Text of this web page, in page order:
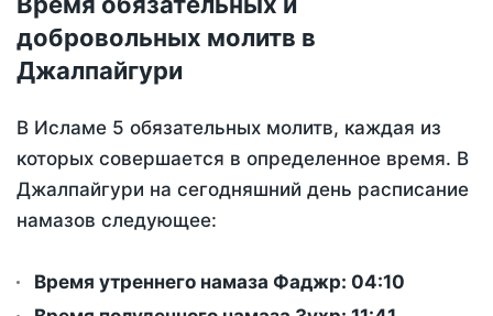
добровольных молитв в
Джалпайгури
В Исламе 5 обязательных молитв, каждая из
которых совершается в определенное время. В
Джалпайгури на сегодняшний день расписание
намазов следующее:
Время утреннего намаза Фаджр: 04:10